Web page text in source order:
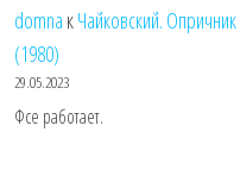
domna кЧайковский. Опричник
(1980)
29.05.2023
Фсе работает.